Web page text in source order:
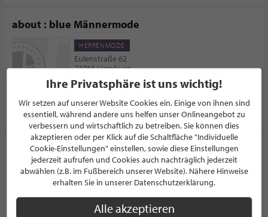
about : blue Männermode
HERRENMODE
Eulenstraße 62
22765 Hamburg
Deutschland
PROFIL
JF Flebbe Männermode
HERRENMODE
Eppendorfer Baum 7
20249 Hamburg
Deutschland
Ihre Privatsphäre ist uns wichtig!
Wir setzen auf unserer Website Cookies ein. Einige von ihnen sind
essentiell, während andere uns helfen unser Onlineangebot zu
verbessern und wirtschaftlich zu betreiben. Sie können dies
akzeptieren oder per Klick auf die Schaltfläche "Individuelle
Cookie-Einstellungen" einstellen, sowie diese Einstellungen
jederzeit aufrufen und Cookies auch nachträglich jederzeit
abwählen (z.B. im Fußbereich unserer Website). Nähere Hinweise
erhalten Sie in unserer Datenschutzerklärung.
Alle akzeptieren